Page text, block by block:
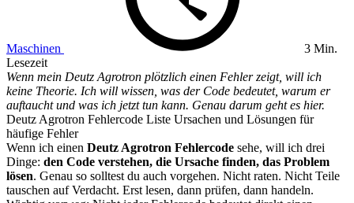
Maschinen
3 Min.
Lesezeit
Wenn mein Deutz Agrotron plötzlich einen Fehler zeigt, will ich
keine Theorie. Ich will wissen, was der Code bedeutet, warum er
auftaucht und was ich jetzt tun kann. Genau darum geht es hier.
Deutz Agrotron Fehlercode Liste Ursachen und Lösungen für
häufige Fehler
Wenn ich einen Deutz Agrotron Fehlercode sehe, will ich drei
Dinge: den Code verstehen, die Ursache finden, das Problem
lösen. Genau so solltest du auch vorgehen. Nicht raten. Nicht Teile
tauschen auf Verdacht. Erst lesen, dann prüfen, dann handeln.